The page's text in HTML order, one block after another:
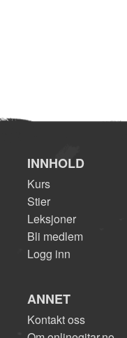
INNHOLD
Kurs
Stier
Leksjoner
Bli medlem
Logg inn
ANNET
Kontakt oss